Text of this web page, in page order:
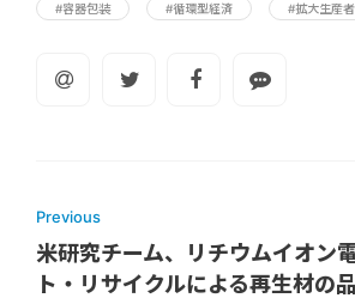
#容器包装 #循環型経済 #拡大生産
Previous
米研究チーム、リチウムイオン
ト・リサイクルによる再生材の